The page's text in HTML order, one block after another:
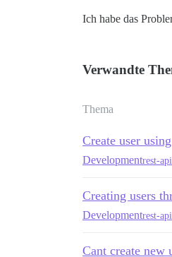
Ich habe das
Verwandte
Thema
Create user
Developmentrest-api
Creating users
Developmentrest-api
Cant create new